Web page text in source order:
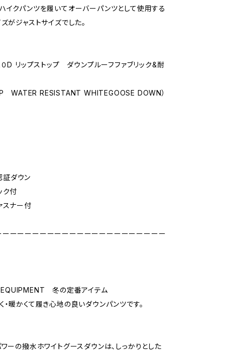
イクパンツを履いてオーバーパンツとして使用する
がジャストサイズでした。
０D リップストップ ダウンプルーフファブリック&耐
WATER RESISTANT WHITEGOOSE DOWN）
ダウン
ク付
スナー付
ーーーーーーーーーーーーーーーーーーーーーー
冬の定番アイテム
・暖かくて履き心地の良いダウンパンツです。
ワーの撥水ホワイトグースダウンは、しっかりとした